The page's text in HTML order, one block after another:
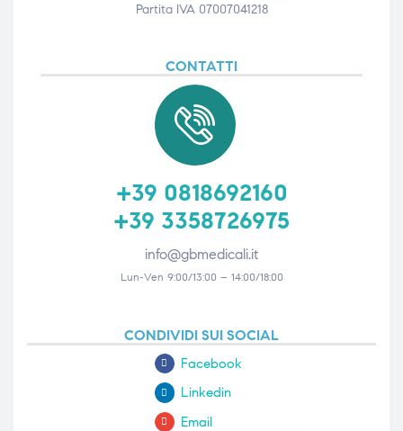
Partita IVA 07007041218
CONTATTI
+39 0818692160
+39 3358726975
info@gbmedicali.it
Lun-Ven 9:00/13:00 – 14:00/18:00
CONDIVIDI SUI SOCIAL
Facebook
Linkedin
Email